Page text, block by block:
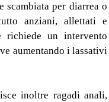
per diarrea o
anziani, allettati e
richiede un intervento
aumentando i lassativi
inoltre ragadi anali,